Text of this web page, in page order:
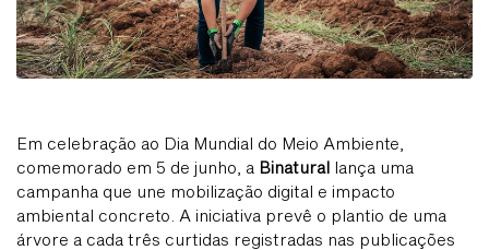
Em celebração ao Dia Mundial do Meio Ambiente,
comemorado em 5 de junho, a Binatural lança uma
campanha que une mobilização digital e impacto
ambiental concreto. A iniciativa prevê o plantio de uma
árvore a cada três curtidas registradas nas publicações